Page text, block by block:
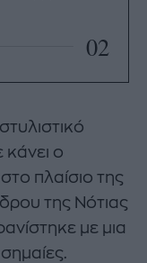
02
κάνει ο
πλαίσιο της
της Νότιας
με μια